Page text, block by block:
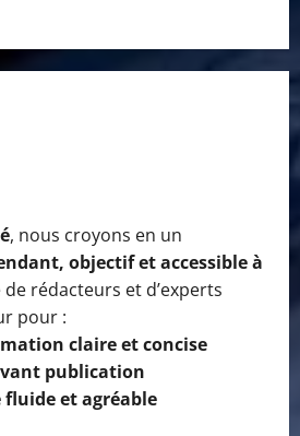
, nous croyons en un
objectif et accessible à
rédacteurs et d’experts
pour :
claire et concise
publication
et agréable